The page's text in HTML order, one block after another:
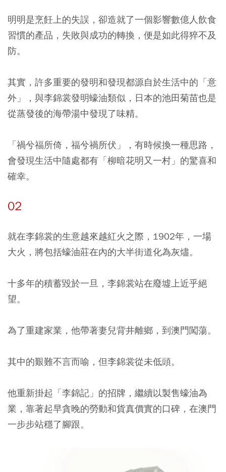
明明是烹飪上的失誤，卻造就了一個影響數億人飲食
習慣的產品，失敗與成功的轉換，便是如此得猝不及
防。
其實，許多重要的發明和發現都源自於生活中的「意
外」，與李錦裳發明蠔油類似，日本的池田菊苗也是
從蒸發後的海帶湯中發現了味精。
「禍兮福所倚，福兮禍所伏」，有時候換一種思路，
會發現生活中隨處都有「柳暗花明又一村」的驚喜和
確幸。
02
就在李錦裳的生意越來越紅火之際，1902年，一場
大火，將包括蠔油莊在內的大半街道化為灰燼。
十多年的積蓄毀於一旦，李錦裳站在廢墟上近乎絕
望。
為了重建家業，他帶著妻兒背井離鄉，到澳門闖蕩。
其中的艱難不言而喻，但李錦裳從未低頭。
他重新掛起「李錦記」的招牌，繼續以製售蠔油為
業，靠著起早貪晚的勞動和貨真價實的口碑，在澳門
一步步站穩了腳跟。